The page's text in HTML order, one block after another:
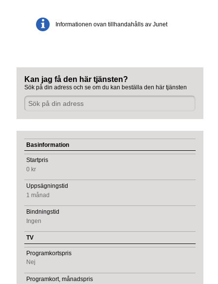
Informationen ovan tillhandahålls av Junet
Kan jag få den här tjänsten?
Sök på din adress och se om du kan beställa den här tjänsten
Basinformation
Startpris
0 kr
Uppsägningstid
1 månad
Bindningstid
Ingen
TV
Programkortspris
Nej
Programkort, månadspris